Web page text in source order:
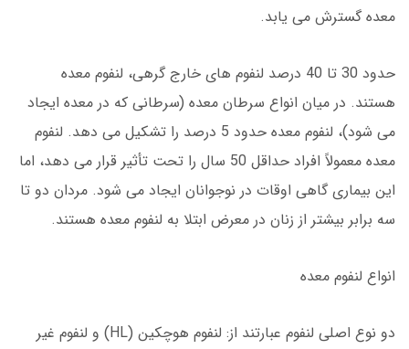
معده گسترش می یابد.
حدود 30 تا 40 درصد لنفوم های خارج گرهی، لنفوم معده
هستند. در میان انواع سرطان معده (سرطانی که در معده ایجاد
می شود)، لنفوم معده حدود 5 درصد را تشکیل می دهد. لنفوم
معده معمولاً افراد حداقل 50 سال را تحت تأثیر قرار می دهد، اما
این بیماری گاهی اوقات در نوجوانان ایجاد می شود. مردان دو تا
سه برابر بیشتر از زنان در معرض ابتلا به لنفوم معده هستند.
انواع لنفوم معده
دو نوع اصلی لنفوم عبارتند از: لنفوم هوچکین (HL) و لنفوم غیر